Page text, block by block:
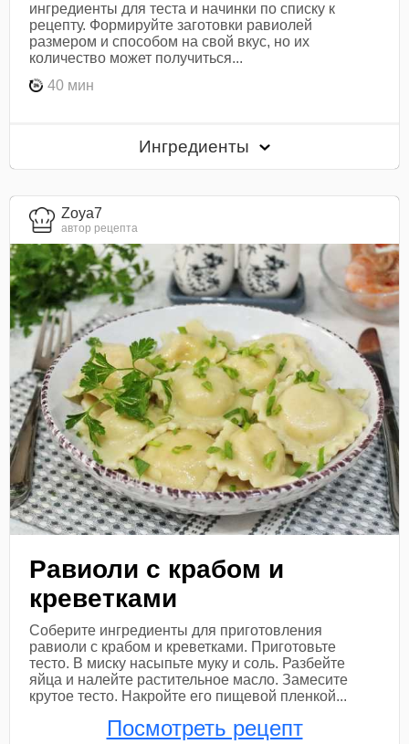
ингредиенты для теста и начинки по списку к
рецепту. Формируйте заготовки равиолей
размером и способом на свой вкус, но их
количество может получиться...
40 мин
Ингредиенты
Zoya7
автор рецепта
Равиоли с крабом и
креветками
Соберите ингредиенты для приготовления
равиоли с крабом и креветками. Приготовьте
тесто. В миску насыпьте муку и соль. Разбейте
яйца и налейте растительное масло. Замесите
крутое тесто. Накройте его пищевой пленкой...
Посмотреть рецепт